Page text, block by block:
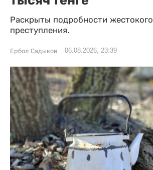
Раскрыты подробности жестокого
преступления.
Ербол Садыков 06.08.2026, 23:39